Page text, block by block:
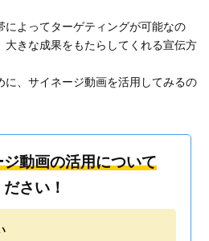
によってターゲティングが可能なの
大きな成果をもたらしてくれる宣伝方
に、サイネージ動画を活用してみるの
動画の活用について
さい！